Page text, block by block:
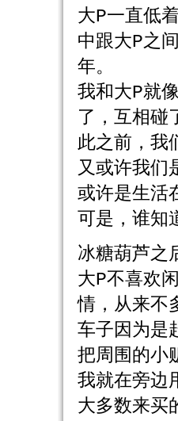
大P一直低
中跟大P之
年。
我和大P就
了，互相碰
此之前，我
又或许我们
或许是生活
可是，谁知
冰糖葫芦之
大P不喜欢
情，从来不
车子因为是
把周围的小
我就在旁边
大多数来买